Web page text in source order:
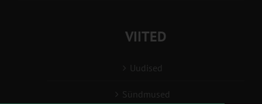
VIITED
Uudised
Sündmused